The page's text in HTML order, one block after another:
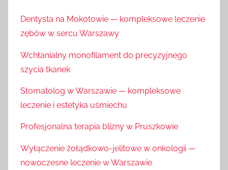
Dentysta na Mokotowie — kompleksowe leczenie
zębów w sercu Warszawy
Wchłanialny monofilament do precyzyjnego
szycia tkanek
Stomatolog w Warszawie — kompleksowe
leczenie i estetyka uśmiechu
Profesjonalna terapia blizny w Pruszkowie
Wyłączenie żołądkowo-jelitowe w onkologii —
nowoczesne leczenie w Warszawie